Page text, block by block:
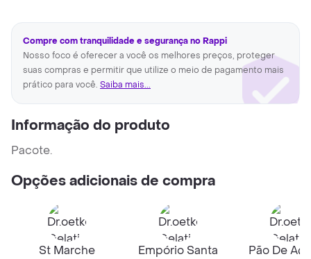
Compre com tranquilidade e segurança no Rappi
Nosso foco é oferecer a você os melhores preços, proteger
suas compras e permitir que utilize o meio de pagamento mais
prático para você. Saiba mais...
Informação do produto
Pacote.
Opções adicionais de compra
St Marche
Empório Santa
Pão De